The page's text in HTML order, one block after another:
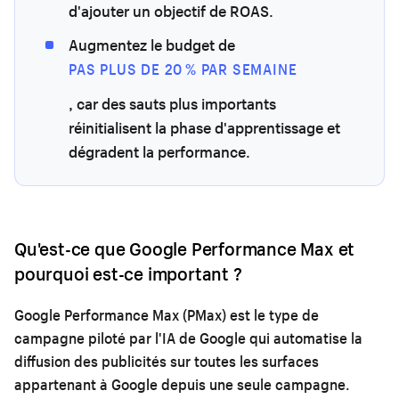
d'ajouter un objectif de ROAS.
Augmentez le budget de
PAS PLUS DE 20 % PAR SEMAINE
, car des sauts plus importants
réinitialisent la phase d'apprentissage et
dégradent la performance.
Qu'est-ce que Google Performance Max et
pourquoi est-ce important ?
Google Performance Max (PMax) est le type de
campagne piloté par l'IA de Google qui automatise la
diffusion des publicités sur toutes les surfaces
appartenant à Google depuis une seule campagne.